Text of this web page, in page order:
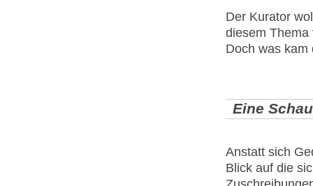
Der Kurator
diesem Thema
Doch was kam
Eine
Anstatt sich
Blick auf die